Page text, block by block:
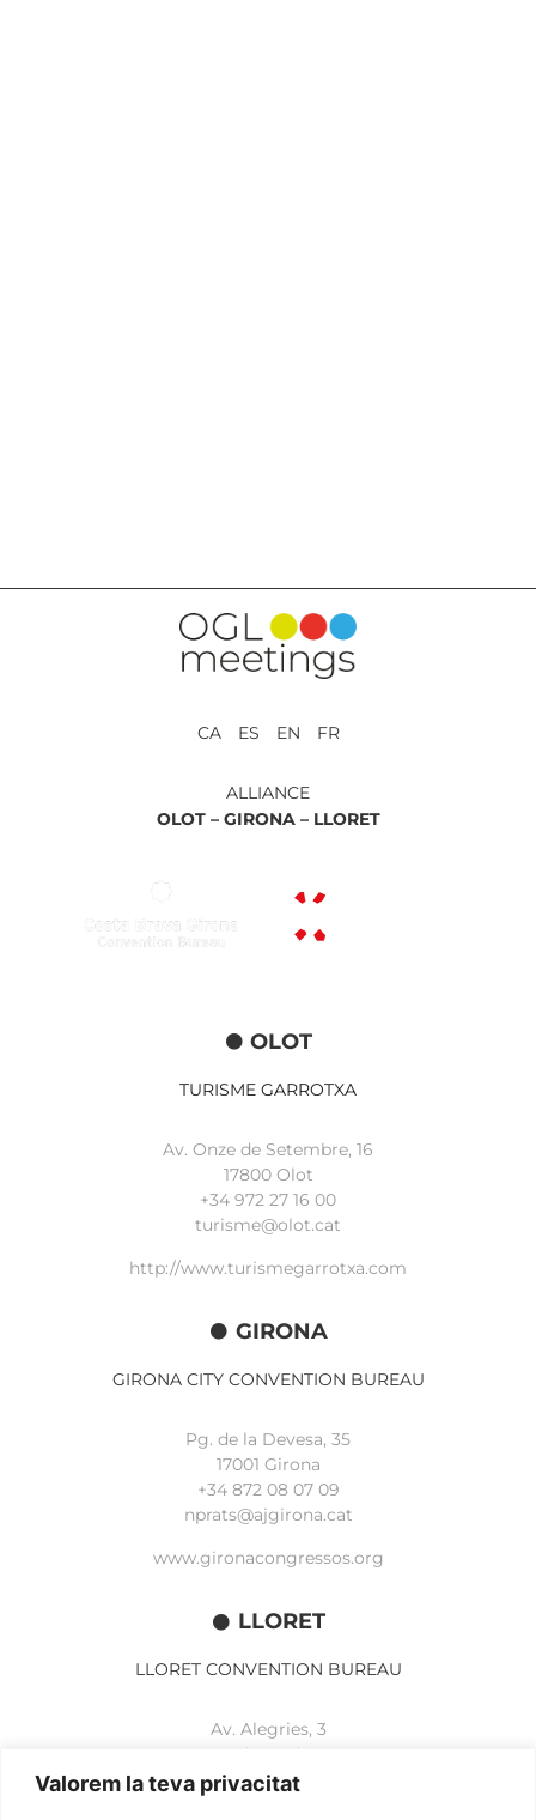
Valorem la teva privacitat
CA ES EN FR
ALLIANCE
OLOT – GIRONA – LLORET
OLOT
TURISME GARROTXA
Av. Onze de Setembre, 16
17800 Olot
+34 972 27 16 00
turisme@olot.cat
http://www.turismegarrotxa.com
GIRONA
GIRONA CITY CONVENTION BUREAU
Pg. de la Devesa, 35
17001 Girona
+34 872 08 07 09
nprats@ajgirona.cat
www.gironacongressos.org
LLORET
LLORET CONVENTION BUREAU
Av. Alegries, 3
17310 Lloret de Mar
+34 972 365 788